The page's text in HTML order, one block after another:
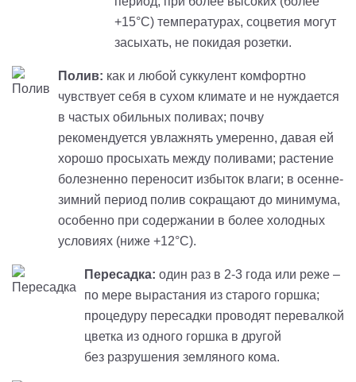
+15°С) температурах, соцветия могут
засыхать, не покидая розетки.
Полив: как и любой суккулент комфортно
чувствует себя в сухом климате и не нуждается
в частых обильных поливах; почву
рекомендуется увлажнять умеренно, давая ей
хорошо просыхать между поливами; растение
болезненно переносит избыток влаги; в осенне-
зимний период полив сокращают до минимума,
особенно при содержании в более холодных
условиях (ниже +12°С).
Пересадка: один раз в 2-3 года или реже –
по мере вырастания из старого горшка;
процедуру пересадки проводят перевалкой
цветка из одного горшка в другой
без разрушения земляного кома.